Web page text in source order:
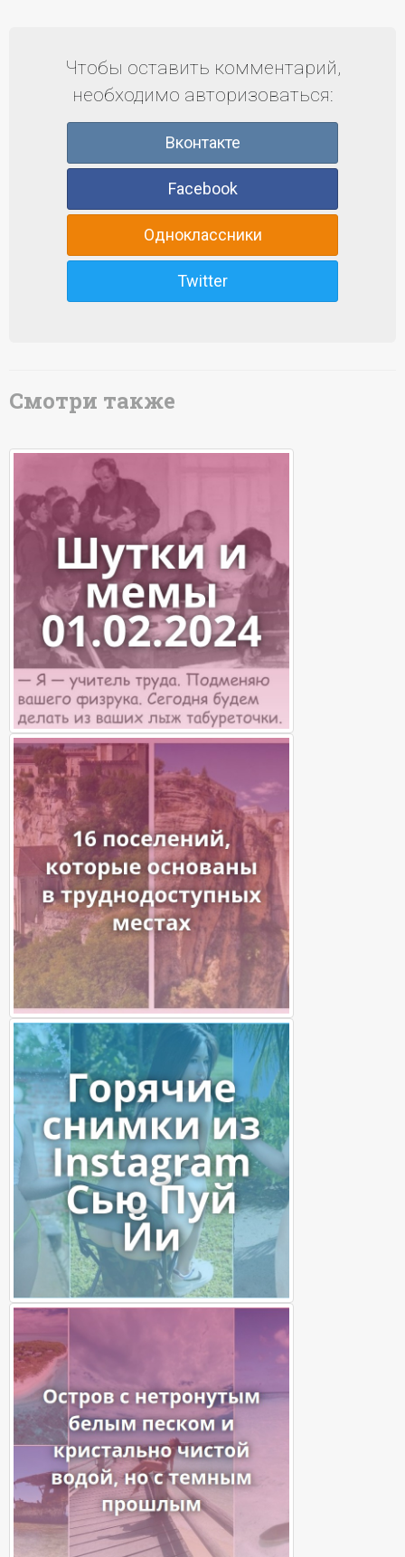
Чтобы оставить комментарий,
необходимо авторизоваться:
Вконтакте
Facebook
Одноклассники
Twitter
Смотри также